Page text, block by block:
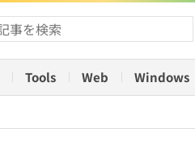
Tools Web Windows